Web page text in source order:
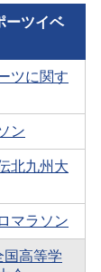
ーツイベ
ツに関す
ン
北九州大
マラソン
国高等学